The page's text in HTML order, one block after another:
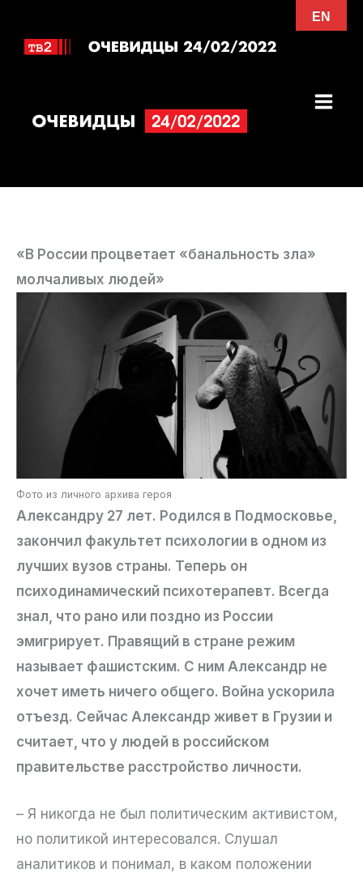
«В России процветает «банальность зла»
молчаливых людей»
Фото из личного архива героя
Александру 27 лет. Родился в Подмосковье,
закончил факультет психологии в одном из
лучших вузов страны. Теперь он
психодинамический психотерапевт. Всегда
знал, что рано или поздно из России
эмигрирует. Правящий в стране режим
называет фашистским. С ним Александр не
хочет иметь ничего общего. Война ускорила
отъезд. Сейчас Александр живет в Грузии и
считает, что у людей в российском
правительстве расстройство личности.
– Я никогда не был политическим активистом,
но политикой интересовался. Слушал
аналитиков и понимал, в каком положении
EN